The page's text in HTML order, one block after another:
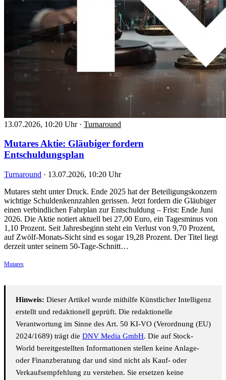
13.07.2026, 10:20 Uhr · Turnaround
Mutares Aktie: Gläubiger fordern
Entschuldungsplan
Turnaround · 13.07.2026, 10:20 Uhr
Mutares steht unter Druck. Ende 2025 hat der Beteiligungskonzern
wichtige Schuldenkennzahlen gerissen. Jetzt fordern die Gläubiger
einen verbindlichen Fahrplan zur Entschuldung – Frist: Ende Juni
2026. Die Aktie notiert aktuell bei 27,00 Euro, ein Tagesminus von
1,10 Prozent. Seit Jahresbeginn steht ein Verlust von 9,70 Prozent,
auf Zwölf-Monats-Sicht sind es sogar 19,28 Prozent. Der Titel liegt
derzeit unter seinem 50-Tage-Schnitt…
Mutares
Hinweis: Dieser Artikel wurde mithilfe Künstlicher Intelligenz
erstellt und redaktionell geprüft. Die redaktionelle
Verantwortung im Sinne des Art. 50 KI-VO (Verordnung (EU)
2024/1689) trägt die DNV Media GmbH. Die auf Stock-
World bereitgestellten Informationen stellen keine Anlage-
oder Finanzberatung dar und sind nicht als Kauf- oder
Verkaufsempfehlung zu verstehen. Sie ersetzen keine